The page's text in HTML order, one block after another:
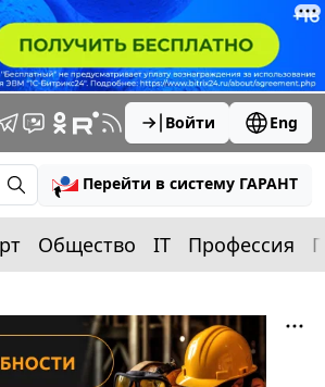
Войти Eng
Перейти в систему ГАРАНТ
Общество IT Профессия